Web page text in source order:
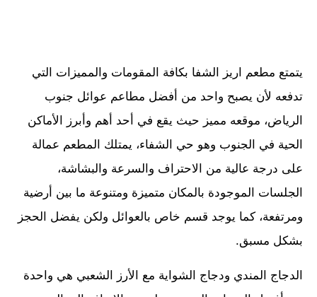
يتمتع مطعم اريز الشفا بكافة المقومات والمميزات التي
تدفعه لأن يصبح واحد من أفضل مطاعم عوائل جنوب
الرياض، موقعه مميز حيث يقع في أحد أهم وأبرز الأماكن
الحية في الجنوب وهو حي الشفاء، يمتلك المطعم عمالة
على درجة عالية من الاحتراف والسرعة والبشاشة،
الجلسات الموجودة بالمكان متميزة ومتنوعة ما بين أرضية
ومرتفعة، كما يوجد قسم خاص بالعوائل ولكن يفضل الحجز
بشكل مسبق.
الدجاج المندي ودجاج الشواية مع الأرز الشعبي هي واحدة